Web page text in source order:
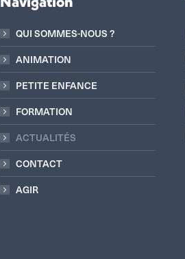
QUI SOMMES-NOUS ?
ANIMATION
PETITE ENFANCE
FORMATION
ACTUALITÉS
CONTACT
AGIR